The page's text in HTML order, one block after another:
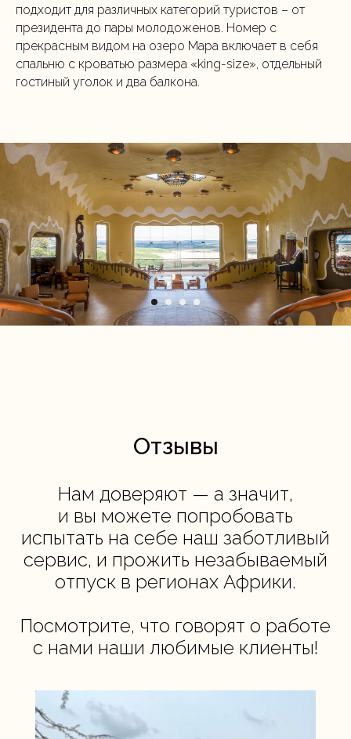
подходит для различных категорий туристов – от
президента до пары молодоженов. Номер с
прекрасным видом на озеро Мара включает в себя
спальню с кроватью размера «king-size», отдельный
гостиный уголок и два балкона.
Отзывы
Нам доверяют — а значит,
и вы можете попробовать
испытать на себе наш заботливый
сервис, и прожить незабываемый
отпуск в регионах Африки.
Посмотрите, что говорят о работе
с нами наши любимые клиенты!